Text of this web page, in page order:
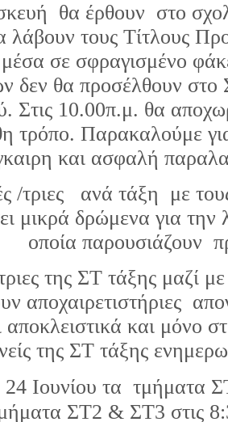
θα έρθουν στο
τους Τίτλους
σε σφραγισμένο
δεν θα προσέλθουν στο
Στις 10.00π.μ. θα
τρόπο. Παρακαλούμε
και ασφαλή
/τριες ανά τάξη με
μικρά δρώμενα για την
οποία παρουσιάζουν
της ΣΤ τάξης μαζί
αποχαιρετιστήριες
αποκλειστικά και μόνο
της ΣΤ τάξης
Ιουνίου τα τμήματα
ΣΤ2 & ΣΤ3 στις